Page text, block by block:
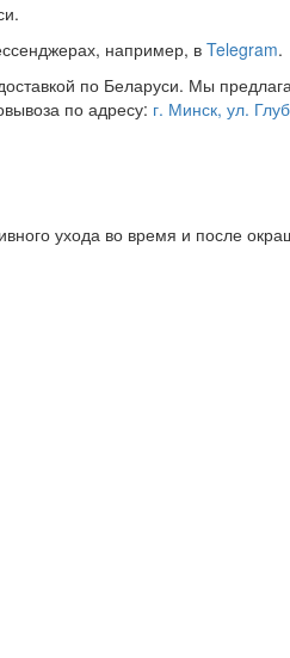
например, в Telegram.
по Беларуси. Мы
по адресу: г. Минск, ул.
ухода во время и после